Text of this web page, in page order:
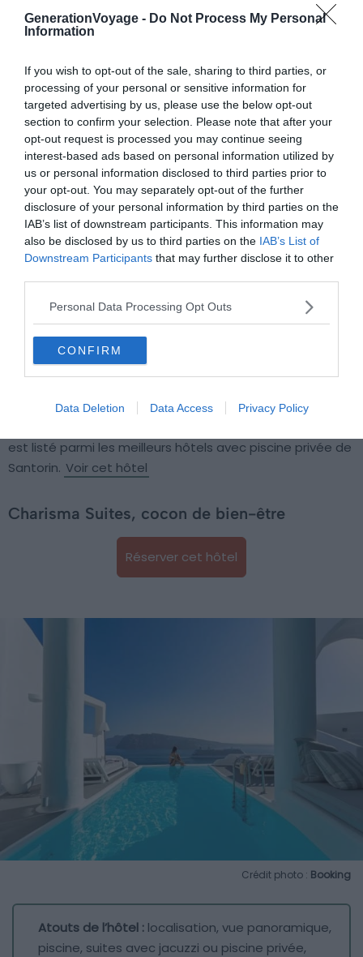
GenerationVoyage - Do Not Process My Personal
Information
If you wish to opt-out of the sale, sharing to third parties, or
processing of your personal or sensitive information for
targeted advertising by us, please use the below opt-out
section to confirm your selection. Please note that after your
opt-out request is processed you may continue seeing
interest-based ads based on personal information utilized by
us or personal information disclosed to third parties prior to
your opt-out. You may separately opt-out of the further
disclosure of your personal information by third parties on the
IAB’s list of downstream participants. This information may
also be disclosed by us to third parties on the IAB’s List of
Downstream Participants that may further disclose it to other
Personal Data Processing Opt Outs
CONFIRM
Data Deletion Data Access Privacy Policy
spa, restaurant, centre de fitness, proche de la
plage de Kamari (2 min)
Budget :
€€€
Prestation :★★★★★
Situé à seulement deux minutes à pied de Kamari, l’une
desplus belles plages de Santorin, le Kastelli Resort est
semblable à unpetit village des Cyclades.
Au sein de son cadre fleuri et de son décor minimaliste,
l’hôtel abrite quatre piscines, une grande et trois petites
pour des moments de détente absolus. Si la première
permet de faire quelques longueurs, les trois autres sont
davantage là pour se rafraichir dans un cadre agréable.
Depuis les chambres de l’établissement, vous pourrez les
pistachiers qui les entourent. Avec une telle offre, on
est listé parmi les meilleurs hôtels avec piscine privée de
Santorin. Voir cet hôtel
Charisma Suites, cocon de bien-être
Réserver cet hôtel
Crédit photo : Booking
Atouts de l’hôtel : localisation, vue panoramique,
piscine, suites avec jacuzzi ou piscine privée,